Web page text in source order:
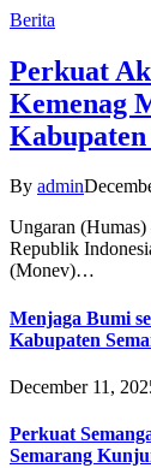
Berita
Perkuat
Kemenag
By admin
Ungaran
Republik
(Monev)…
Menjaga Bumi
Kabupaten
December 11,
Perkuat
Semarang